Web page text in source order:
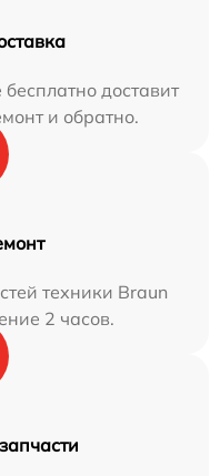
доставит
и обратно.
техники Braun
2 часов.